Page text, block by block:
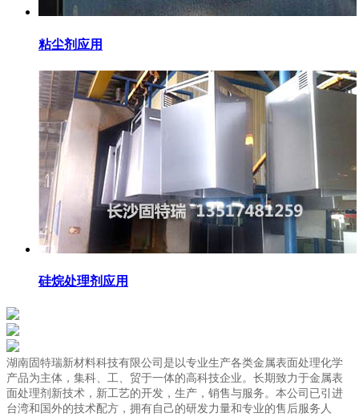
粘尘剂应用
硅烷处理剂应用
湖南固特瑞新材料科技有限公司是以专业生产各类金属表面处理化学
产品为主体，集科、工、贸于一体的高科技企业。长期致力于金属表
面处理剂新技术，新工艺的开发，生产，销售与服务。本公司已引进
台湾和国外的技术配方，拥有自己的研发力量和专业的售后服务人